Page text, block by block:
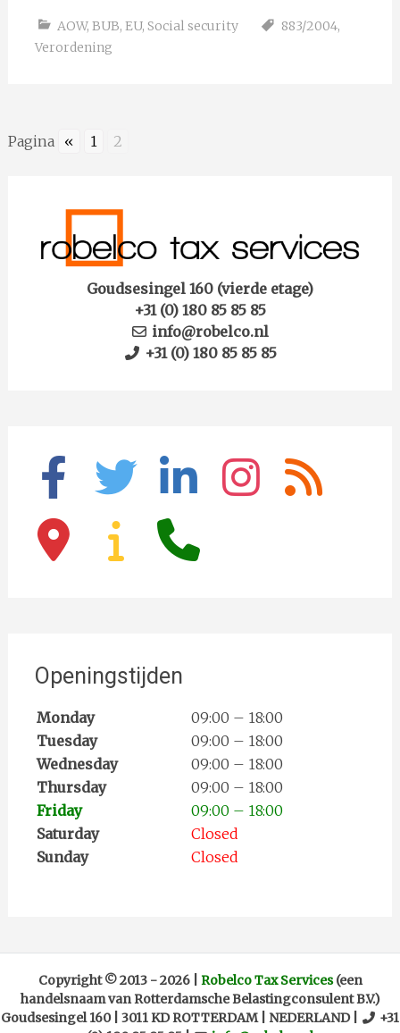
AOW, BUB, EU, Social security 883/2004,
Verordening
Pagina « 1 2
Goudsesingel 160 (vierde etage)
+31 (0) 180 85 85 85
info@robelco.nl
+31 (0) 180 85 85 85
facebook twitter linkedin instagram rss
map-
marker
info phone
Openingstijden
Monday
09:00 – 18:00
Tuesday
09:00 – 18:00
Wednesday
09:00 – 18:00
Thursday
09:00 – 18:00
Friday
09:00 – 18:00
Saturday
Closed
Sunday
Closed
Copyright ©2013 -2026 Robelco Tax Services(een
handelsnaam van Rotterdamsche Belastingconsulent B.V.)
Goudsesingel 160
|3011 KD ROTTERDAM NEDERLAND
+31